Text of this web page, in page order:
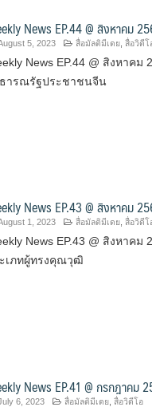
News EP.44 @ สิงหาคม
5, 2023 สื่อมัลติมีเดย, สื่อวิดีโ
News EP.44 @ สิงหา
ารณรัฐประชาชนจีน
News EP.43 @ สิงหาคม
1, 2023 สื่อมัลติมีเดย, สื่อวิดีโ
News EP.43 @ สิงหาค
เภทผู้ทรงคุณวุฒิ
News EP.41 @ กรกฎาคม
6, 2023 สื่อมัลติมีเดย, สื่อวิดีโอ